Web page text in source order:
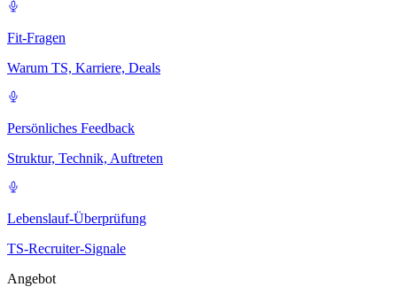
Fit-Fragen
Warum TS, Karriere, Deals
Persönliches Feedback
Struktur, Technik, Auftreten
Lebenslauf-Überprüfung
TS-Recruiter-Signale
Angebot